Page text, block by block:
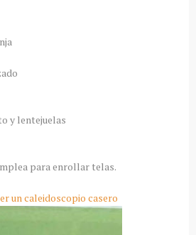
y lentejuelas
para enrollar telas.
un caleidoscopio casero